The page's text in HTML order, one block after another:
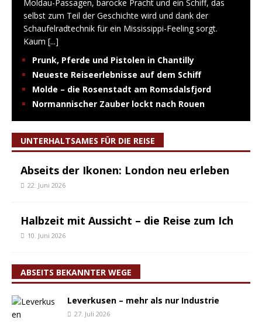
Moldau-Passagen, barocke Pracht und ein Schiff, das
selbst zum Teil der Geschichte wird und dank der
Schaufelradtechnik für ein Mississippi-Feeling sorgt.
Kaum [...]
Prunk, Pferde und Pistolen in Chantilly
Neueste Reiseerlebnisse auf dem Schiff
Molde – die Rosenstadt am Romsdalsfjord
Normannischer Zauber lockt nach Rouen
UNTERHALTSAMES FÜR DIE REISE
Abseits der Ikonen: London neu erleben
22. Juni 2026
Halbzeit mit Aussicht – die Reise zum Ich
10. Juni 2026
ABSEITS BEKANNTER WEGE
Leverkusen – mehr als nur Industrie
27. Juli 2026